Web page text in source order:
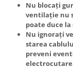
Nu blocați
ventilație nu
poate duce
Nu ignorați
starea
preveni